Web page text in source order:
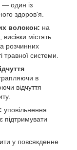
— один із
здоров'я.
волокон: на
висівки містять
розчинних
системи.
в
відчуття
уповільнення
підтримувати
у повсякденне